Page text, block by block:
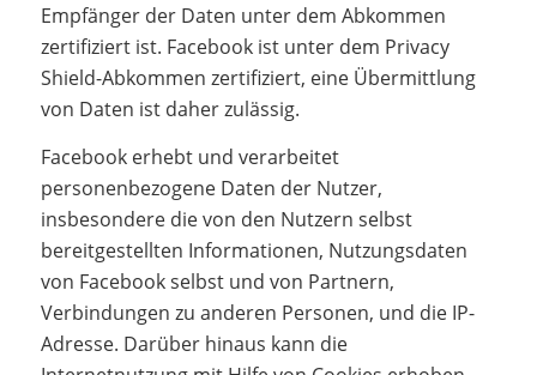
Empfänger der Daten unter dem Abkommen
zertifiziert ist. Facebook ist unter dem Privacy
Shield-Abkommen zertifiziert, eine Übermittlung
von Daten ist daher zulässig.
Facebook erhebt und verarbeitet
personenbezogene Daten der Nutzer,
insbesondere die von den Nutzern selbst
bereitgestellten Informationen, Nutzungsdaten
von Facebook selbst und von Partnern,
Verbindungen zu anderen Personen, und die IP-
Adresse. Darüber hinaus kann die